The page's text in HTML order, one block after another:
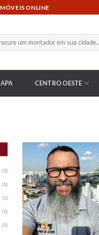
ONLINE
CENTRO OESTE
(1)
(1)
(1)
(1)
(1)